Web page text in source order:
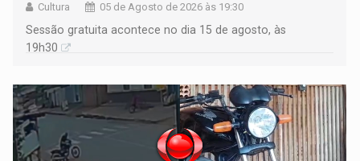
Cultura 05 de Agosto de 2026 às 19:30
Sessão gratuita acontece no dia 15 de agosto, às
19h30